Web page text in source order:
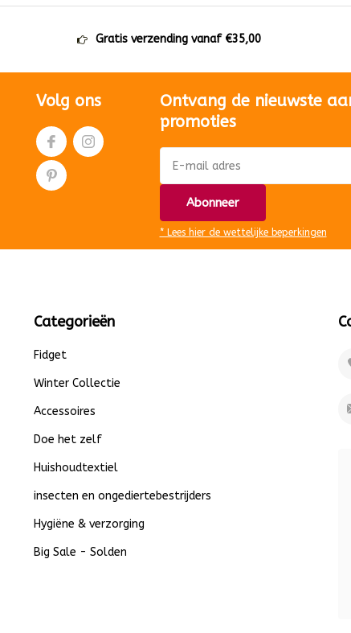
Gratis verzending vanaf €35,00
Volg ons
Ontvang de nieuwste
promoties
Abonneer
* Lees hier de wettelijke beperkingen
Categorieën
Fidget
Winter Collectie
Accessoires
Doe het zelf
Huishoudtextiel
insecten en ongediertebestrijders
Hygiëne & verzorging
Big Sale - Solden